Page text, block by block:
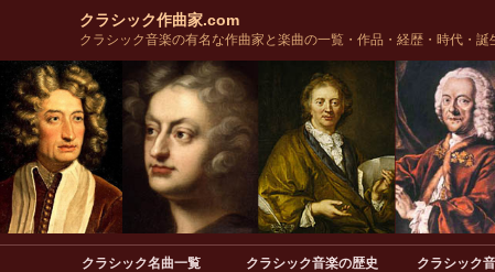
クラシック作曲家.com
クラシック音楽の有名な作曲家と楽曲の一覧・作品・経歴・時代・
クラシック名曲一覧 クラシック音楽の歴史 クラシック